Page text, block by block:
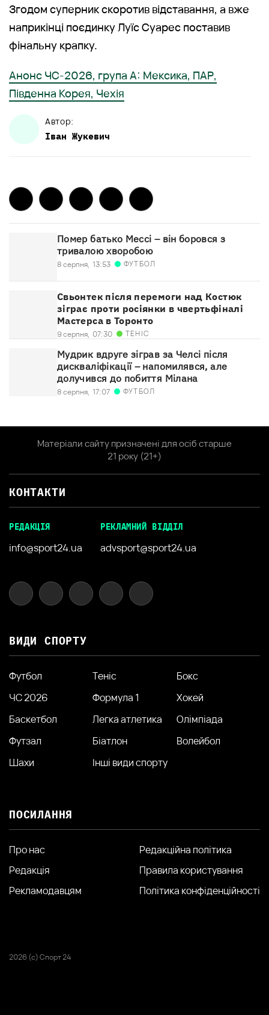
Згодом суперник скоротив відставання, а вже
наприкінці поєдинку Луїс Суарес поставив
фінальну крапку.
Анонс ЧС-2026, група А: Мексика, ПАР,
Південна Корея, Чехія
Автор:
Іван Жукевич
Помер батько Мессі – він боровся з
тривалою хворобою
8 серпня, 13:53 ФУТБОЛ
Свьонтек після перемоги над Костюк
зіграє проти росіянки в чвертьфіналі
Мастерса в Торонто
9 серпня, 07:30 ТЕНІС
Мудрик вдруге зіграв за Челсі після
дискваліфікації – напомилявся, але
долучився до побиття Мілана
8 серпня, 17:07 ФУТБОЛ
Матеріали сайту призначені для осіб старше
21 року (21+)
КОНТАКТИ
РЕДАКЦІЯ
info@sport24.ua
РЕКЛАМНИЙ ВІДДІЛ
advsport@sport24.ua
ВИДИ СПОРТУ
Футбол Теніс
Бокс
ЧС 2026
Формула 1
Хокей
Баскетбол
Легка атлетика
Олімпіада
Футзал
Біатлон
Волейбол
Шахи
Інші види спорту
ПОСИЛАННЯ
Про нас
Редакція
Рекламодавцям
Редакційна політика
Правила користування
Політика конфіденційності
2026 (с) Спорт 24